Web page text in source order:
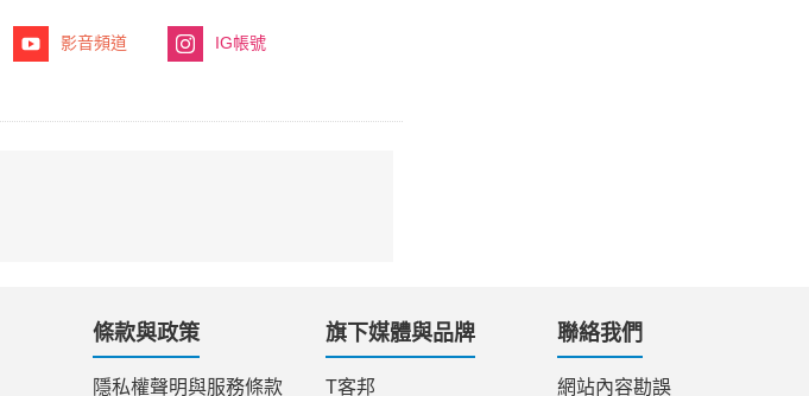
影音頻道 IG帳號
條款與政策
隱私權聲明與服務條款
旗下媒體與品牌
T客邦
聯絡我們
網站內容勘誤